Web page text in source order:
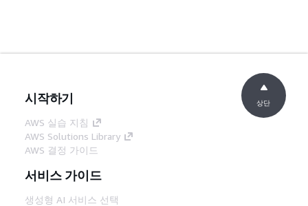
시작하기
AWS 실습 지침
AWS Solutions Library
AWS 결정 가이드
서비스 가이드
생성형 AI 서비스 선택
상단